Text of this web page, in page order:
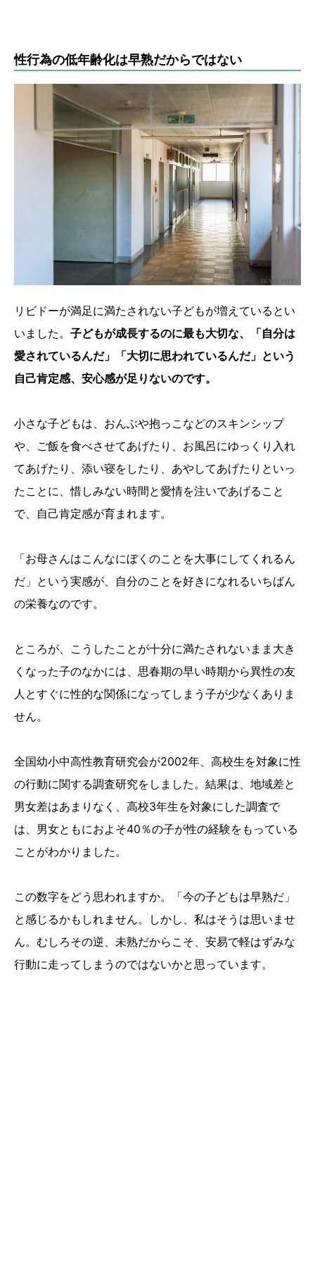
性行為の低年齢化は早熟だからではない
リビドーが満足に満たされない子どもが増えているとい
いました。 子どもが成長するのに最も大切な、「自分は
愛されているんだ」「大切に思われているんだ」という
自己肯定感、安心感が足りないのです。
小さな子どもは、おんぶや抱っこなどのスキンシップ
や、ご飯を食べさせてあげたり、お風呂にゆっくり入れ
てあげたり、添い寝をしたり、あやしてあげたりといっ
たことに、惜しみない時間と愛情を注いであげること
で、自己肯定感が育まれます。
「お母さんはこんなにぼくのことを大事にしてくれるん
だ」という実感が、自分のことを好きになれるいちばん
の栄養なのです。
ところが、こうしたことが十分に満たされないまま大き
くなった子のなかには、思春期の早い時期から異性の友
人とすぐに性的な関係になってしまう子が少なくありま
せん。
全国幼小中高性教育研究会が2002年、高校生を対象に性
の行動に関する調査研究をしました。結果は、地域差と
男女差はあまりなく、高校3年生を対象にした調査で
は、男女ともにおよそ40％の子が性の経験をもっている
ことがわかりました。
この数字をどう思われますか。「今の子どもは早熟だ」
と感じるかもしれません。しかし、私はそうは思いませ
ん。むしろその逆、未熟だからこそ、安易で軽はずみな
行動に走ってしまうのではないかと思っています。